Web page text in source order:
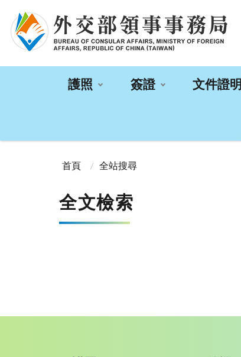
護照 簽證 文件證明
首頁
全站搜尋
全文檢索